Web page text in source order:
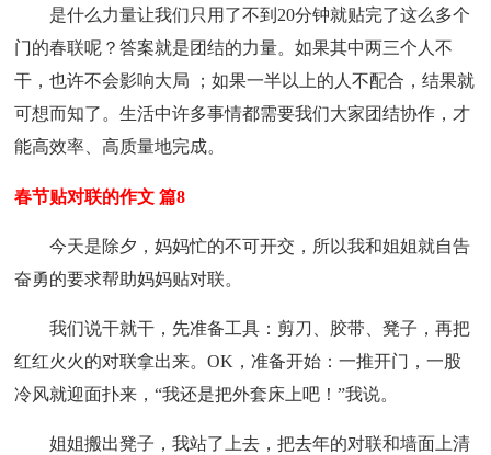
是什么力量让我们只用了不到20分钟就贴完了这么多个
门的春联呢？答案就是团结的力量。如果其中两三个人不
干，也许不会影响大局 ；如果一半以上的人不配合，结果就
可想而知了。生活中许多事情都需要我们大家团结协作，才
能高效率、高质量地完成。
春节贴对联的作文 篇8
今天是除夕，妈妈忙的不可开交，所以我和姐姐就自告
奋勇的要求帮助妈妈贴对联。
我们说干就干，先准备工具：剪刀、胶带、凳子，再把
红红火火的对联拿出来。OK，准备开始：一推开门，一股
冷风就迎面扑来，“我还是把外套床上吧！”我说。
姐姐搬出凳子，我站了上去，把去年的对联和墙面上清